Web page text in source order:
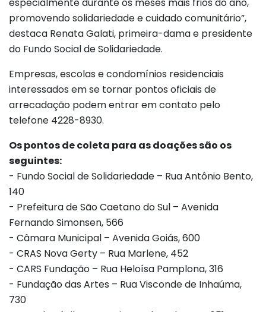
especialmente durante os meses mais frios do ano,
promovendo solidariedade e cuidado comunitário”,
destaca Renata Galati, primeira-dama e presidente
do Fundo Social de Solidariedade.
Empresas, escolas e condomínios residenciais
interessados em se tornar pontos oficiais de
arrecadação podem entrar em contato pelo
telefone 4228-8930.
Os pontos de coleta para as doações são os
seguintes:
- Fundo Social de Solidariedade – Rua Antônio Bento,
140
- Prefeitura de São Caetano do Sul – Avenida
Fernando Simonsen, 566
- Câmara Municipal – Avenida Goiás, 600
- CRAS Nova Gerty – Rua Marlene, 452
- CARS Fundação – Rua Heloísa Pamplona, 316
- Fundação das Artes – Rua Visconde de Inhaúma,
730